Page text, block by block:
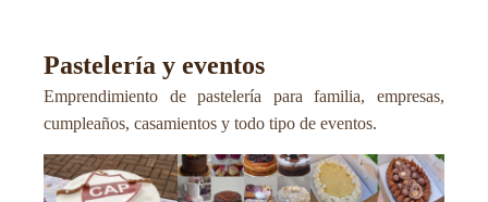
Pastelería y eventos
Emprendimiento de pastelería para familia, empresas,
cumpleaños, casamientos y todo tipo de eventos.